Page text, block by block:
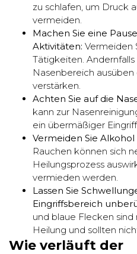
zu schlafen, um Druck
vermeiden.
Machen Sie eine
Aktivitäten: Vermeiden
Tätigkeiten.
Nasenbereich
verstärken.
Achten Sie auf die
kann zur
ein übermäßiger
Vermeiden Sie
Rauchen können sich
Heilungsprozess
vermieden werden.
Lassen Sie
Eingriffsbereich
und blaue Flecken
Heilung und sollten
Wie verläuft der